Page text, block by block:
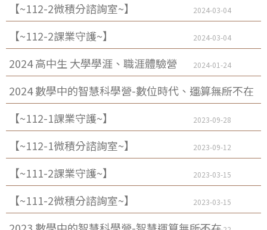
【~112-2微積分諮詢室~】 2024-03-04
【~112-2課業守護~】 2024-03-04
2024 高中生 大學學涯、職涯體驗營 2024-01-24
2024 數學中的智慧科學營-數位時代、運算無所不在
2024-01-15
【~112-1課業守護~】 2023-09-28
【~112-1微積分諮詢室~】 2023-09-12
【~111-2課業守護~】 2023-03-15
【~111-2微積分諮詢室~】 2023-03-15